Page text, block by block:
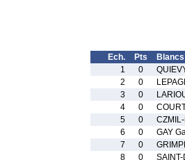
Ech. Pts
Blancs
1
0
2
0
3
0
4
0
5
0
6
0
GAY
7
0
8
0